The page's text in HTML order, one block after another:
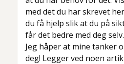
med det du har skrevet
du få hjelp slik at du på
får det bedre med deg selv.
Jeg håper at mine tanker
deg! Legger ved noen